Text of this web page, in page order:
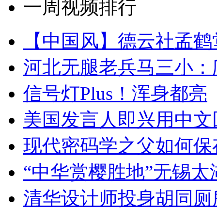
一周视频排行
【中国风】德云社孟
河北无腿老兵马三小
信号灯Plus！浑身都亮
美国发言人即兴用中
现代密码学之父如何
“中华赏樱胜地”无锡
清华设计师投身胡同